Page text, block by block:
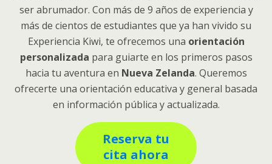
ser abrumador. Con más de 9 años de experiencia y
más de cientos de estudiantes que ya han vivido su
Experiencia Kiwi, te ofrecemos una orientación
personalizada para guiarte en los primeros pasos
hacia tu aventura en Nueva Zelanda. Queremos
ofrecerte una orientación educativa y general basada
en información pública y actualizada.
Reserva tu
cita ahora